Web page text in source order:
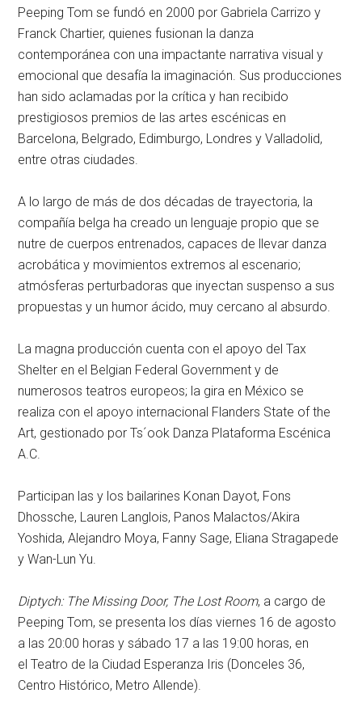
Peeping Tom se fundó en 2000 por Gabriela Carrizo y
Franck Chartier, quienes fusionan la danza
contemporánea con una impactante narrativa visual y
emocional que desafía la imaginación. Sus producciones
han sido aclamadas por la crítica y han recibido
prestigiosos premios de las artes escénicas en
Barcelona, Belgrado, Edimburgo, Londres y Valladolid,
entre otras ciudades.
A lo largo de más de dos décadas de trayectoria, la
compañía belga ha creado un lenguaje propio que se
nutre de cuerpos entrenados, capaces de llevar danza
acrobática y movimientos extremos al escenario;
atmósferas perturbadoras que inyectan suspenso a sus
propuestas y un humor ácido, muy cercano al absurdo.
La magna producción cuenta con el apoyo del Tax
Shelter en el Belgian Federal Government y de
numerosos teatros europeos; la gira en México se
realiza con el apoyo internacional Flanders State of the
Art, gestionado por Ts´ook Danza Plataforma Escénica
A.C.
Participan las y los bailarines Konan Dayot, Fons
Dhossche, Lauren Langlois, Panos Malactos/Akira
Yoshida, Alejandro Moya, Fanny Sage, Eliana Stragapede
y Wan-Lun Yu.
Diptych: The Missing Door, The Lost Room, a cargo de
Peeping Tom, se presenta los días viernes 16 de agosto
a las 20:00 horas y sábado 17 a las 19:00 horas, en
elTeatro de la Ciudad Esperanza Iris (Donceles 36,
Centro Histórico, Metro Allende).